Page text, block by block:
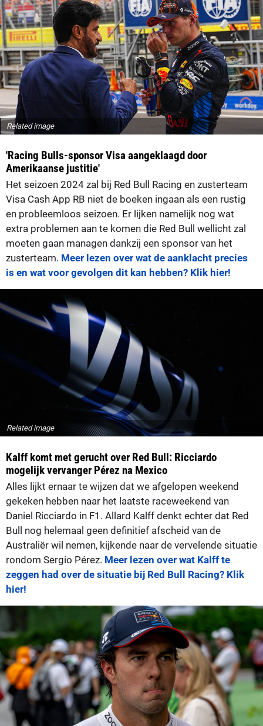
Related image
'Racing Bulls-sponsor Visa aangeklaagd door
Amerikaanse justitie'
Het seizoen 2024 zal bij Red Bull Racing en zusterteam
Visa Cash App RB niet de boeken ingaan als een rustig
en probleemloos seizoen. Er lijken namelijk nog wat
extra problemen aan te komen die Red Bull wellicht zal
moeten gaan managen dankzij een sponsor van het
zusterteam. Meer lezen over wat de aanklacht precies
is en wat voor gevolgen dit kan hebben? Klik hier!
Related image
Kalff komt met gerucht over Red Bull: Ricciardo
mogelijk vervanger Pérez na Mexico
Alles lijkt ernaar te wijzen dat we afgelopen weekend
gekeken hebben naar het laatste raceweekend van
Daniel Ricciardo in F1. Allard Kalff denkt echter dat Red
Bull nog helemaal geen definitief afscheid van de
Australiër wil nemen, kijkende naar de vervelende situatie
rondom Sergio Pérez. Meer lezen over wat Kalff te
zeggen had over de situatie bij Red Bull Racing? Klik
hier!